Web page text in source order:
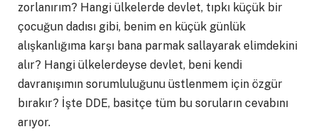
zorlanırım? Hangi ülkelerde devlet, tıpkı küçük bir
çocuğun dadısı gibi, benim en küçük günlük
alışkanlığıma karşı bana parmak sallayarak elimdekini
alır? Hangi ülkelerdeyse devlet, beni kendi
davranışımın sorumluluğunu üstlenmem için özgür
bırakır? İşte DDE, basitçe tüm bu soruların cevabını
arıyor.